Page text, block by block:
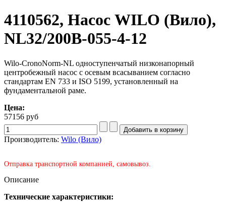
4110562, Насос WILO (Вило),
NL32/200B-055-4-12
Wilo-CronoNorm-NL одноступенчатый низконапорный
центробежный насос с осевым всасыванием согласно
стандартам EN 733 и ISO 5199, установленный на
фундаментальной раме.
Цена:
57156 руб
Производитель: Wilo (Вило)
Отправка транспортной компанией, самовывоз.
Описание
Технические характеристики: